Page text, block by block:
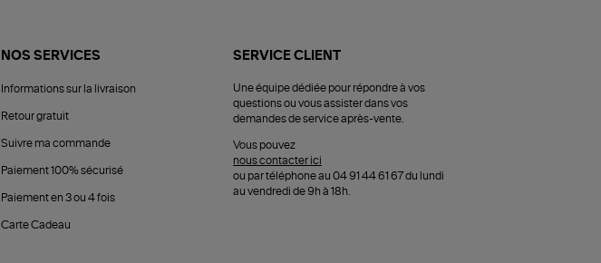
NOS SERVICES
Informations sur la livraison
Retour gratuit
Suivre ma commande
Paiement 100% sécurisé
Paiement en 3 ou 4 fois
Carte Cadeau
SERVICE CLIENT
Une équipe dédiée pour répondre à vos
questions ou vous assister dans vos
demandes de service après-vente.
Vous pouvez
nous contacter ici
ou par téléphone au 04 91 44 61 67 du lundi
au vendredi de 9h à 18h.